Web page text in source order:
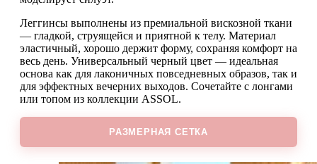
Леггинсы выполнены из премиальной вискозной ткани
— гладкой, струящейся и приятной к телу. Материал
эластичный, хорошо держит форму, сохраняя комфорт на
весь день. Универсальный черный цвет — идеальная
основа как для лаконичных повседневных образов, так и
для эффектных вечерних выходов. Сочетайте с лонгами
или топом из коллекции ASSOL.
РАЗМЕРНАЯ СЕТКА